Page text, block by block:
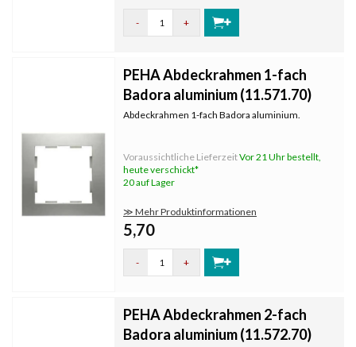
- +
PEHA Abdeckrahmen 1-fach
Badora aluminium (11.571.70)
Abdeckrahmen 1-fach Badora aluminium.
Voraussichtliche LieferzeitVor 21 Uhr bestellt,
heute verschickt*
20 auf Lager
≫ Mehr Produktinformationen
5,70
- +
PEHA Abdeckrahmen 2-fach
Badora aluminium (11.572.70)